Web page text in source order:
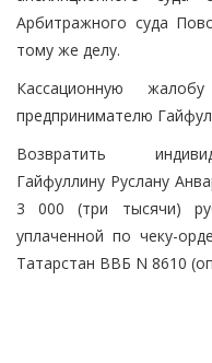
Арбитражного суда
тому же делу.
Кассационную
предпринимателю
Возвратить
Гайфуллину Руслану
3 000 (три тысячи)
уплаченной по чеку-
Татарстан ВВБ N 8610